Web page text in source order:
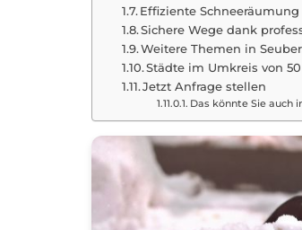
Effiziente
Sichere Wege dank
Weitere Themen in
Städte im Umkreis von
Jetzt Anfrage stellen
Das könnte Sie auch